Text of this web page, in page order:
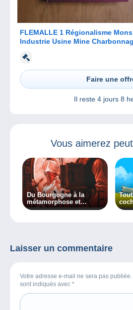
FLEMALLE 1 Régionalisme
Industrie Usine Mine
Faire une
Il reste 4 jours 8
Vous aimerez
Du Bourgogne à la
métamorphose et
Sambre en BD !
Laisser un commentaire
Votre adresse e-mail ne sera pas
sont indiqués avec *